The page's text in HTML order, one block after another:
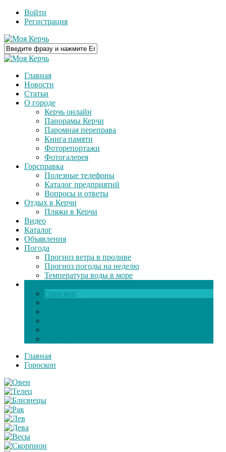
Войти
Регистрация
Главная
Новости
Статьи
О городе
Керчь онлайн
Панорамы Керчи
Паромная переправа
Книга памяти
Фоторепортажи
Фотогалерея
Горсправка
Полезные телефоны
Каталог предприятий
Вопросы и ответы
Отдых в Керчи
Пляжи в Керчи
Видео
Каталог
Объявления
Погода
Прогноз ветра в проливе
Прогноз погоды на неделю
Температура воды в море
Гороскоп
Главная
Гороскоп